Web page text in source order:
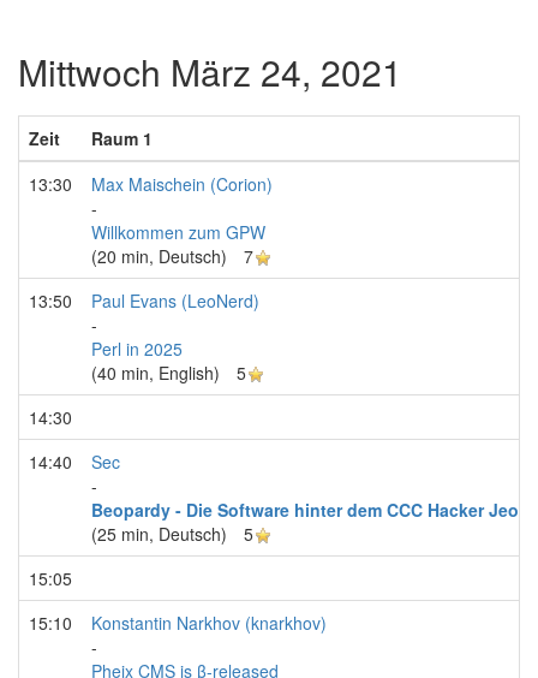
Mittwoch März 24, 2021
Zeit
Raum 1
13:30
Max Maischein (‎Corion‎)
-
‎Willkommen zum GPW‎
(20 min, Deutsch)
7
13:50
Paul Evans (‎LeoNerd‎)
-
‎Perl in 2025‎
(40 min, English)
5
14:30
14:40
Sec
-
‎Beopardy - Die Software hinter dem CCC Hacker
(25 min, Deutsch)
5
15:05
15:10
Konstantin Narkhov (‎knarkhov‎)
-
‎Pheix CMS is β-released‎